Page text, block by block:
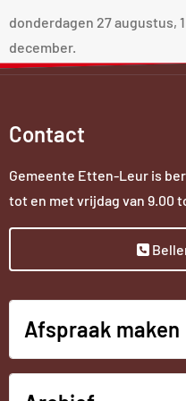
donderdagen 27 augustus,
december.
Contact
Gemeente Etten-Leur is
tot en met vrijdag van 9.00
Afspraak maken